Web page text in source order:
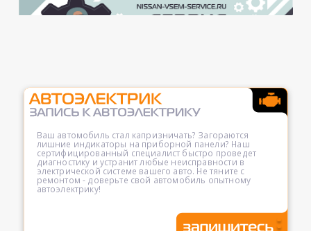
Ваш автомобиль стал капризничать? Загораются
лишние индикаторы на приборной панели? Наш
сертифицированный специалист быстро проведет
диагностику и устранит любые неисправности в
электрической системе вашего авто. Не тяните с
ремонтом - доверьте свой автомобиль опытному
автоэлектрику!